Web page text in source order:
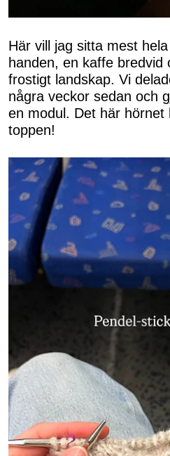
Här vill jag sitta mest
handen, en kaffe bredvid
frostigt landskap. Vi
några veckor sedan och
en modul. Det här hörnet
toppen!